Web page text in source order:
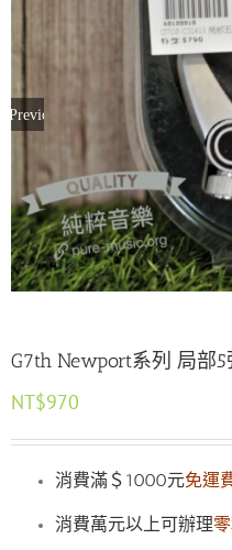
Previous
G7th Newport系列 局部
NT$970
消費滿＄1000元免運
消費萬元以上可辦理